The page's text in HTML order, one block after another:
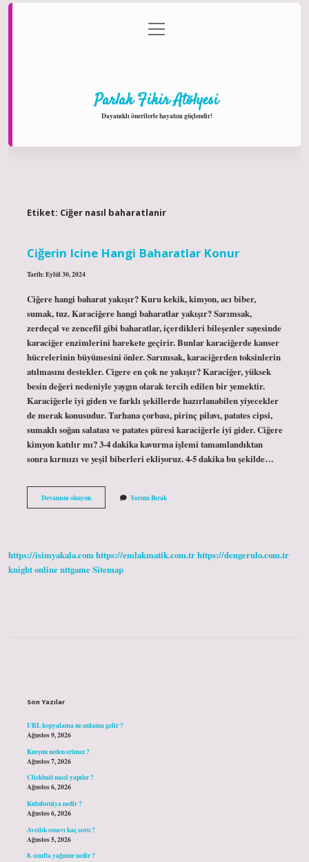
Gizlilik Politikası
menüyü
aç
Parlak Fikir Atölyesi
Dayanıklı önerilerle hayatını güçlendir!
Etiket: Ciğer nasıl baharatlanir
Ciğerin Icine Hangi Baharatlar Konur
Tarih: Eylül 30, 2024
Ciğere hangi baharat yakışır? Kuru kekik, kimyon, acı biber,
sumak, tuz. Karaciğere hangi baharatlar yakışır? Sarımsak,
zerdeçal ve zencefil gibi baharatlar, içerdikleri bileşenler sayesinde
karaciğer enzimlerini harekete geçirir. Bunlar karaciğerde kanser
hücrelerinin büyümesini önler. Sarımsak, karaciğerden toksinlerin
atılmasını destekler. Cigere en çok ne yakışır? Karaciğer, yüksek
besin değeri nedeniyle yaygın olarak tercih edilen bir yemektir.
Karaciğerle iyi giden ve farklı şekillerde hazırlanabilen yiyecekler
de merak konusudur. Tarhana çorbası, pirinç pilavı, patates cipsi,
sumaklı soğan salatası ve patates püresi karaciğerle iyi gider. Ciğere
kimyon katılır mı? 3-4 dakika kavurma işlemi tamamlandıktan
sonra kırmızı ve yeşil biberleri ekliyoruz. 4-5 dakika bu şekilde…
Devamını okuyunCiğerin
Icine
Yorum Bırak
https://isimyakala.comhttps://emlakmatik.com.trhttps://dengerulo.com.tr
knight onlinenttgameSitemap
Son Yazılar
URL kopyalama ne anlama gelir ?
Ağustos 9, 2026
Kurşun neden erimez ?
Ağustos 7, 2026
Clickbait nasıl yapılır ?
Ağustos 6, 2026
Kuluforniya nedir ?
Ağustos 6, 2026
Avcılık sınavı kaç soru ?
Ağustos 5, 2026
8. sınıfta yağmur nedir ?